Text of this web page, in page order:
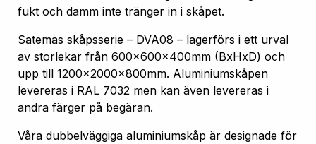
fukt och damm inte tränger in i skåpet.
Satemas skåpsserie – DVA08 – lagerförs i ett urval
av storlekar från 600x600x400mm (BxHxD) och
upp till 1200x2000x800mm. Aluminiumskåpen
levereras i RAL 7032 men kan även levereras i
andra färger på begäran.
Våra dubbelväggiga aluminiumskåp är designade för